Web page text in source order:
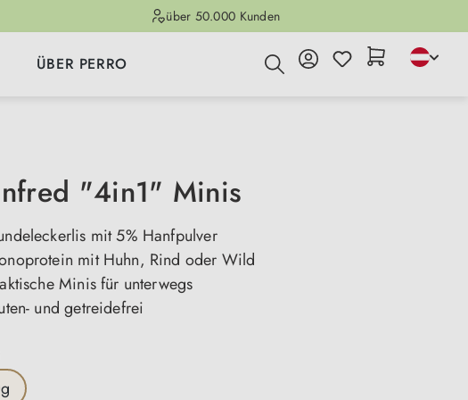
über 50.000 Kunden
ÜBER PERRO
"4in1" Minis
mit 5% Hanfpulver
mit Huhn, Rind oder Wild
Minis für unterwegs
und getreidefrei
auswählen